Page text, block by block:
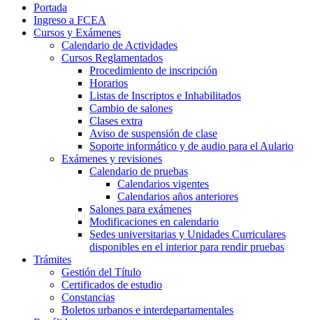
Portada
Ingreso a FCEA
Cursos y Exámenes
Calendario de Actividades
Cursos Reglamentados
Procedimiento de inscripción
Horarios
Listas de Inscriptos e Inhabilitados
Cambio de salones
Clases extra
Aviso de suspensión de clase
Soporte informático y de audio para el Aulario
Exámenes y revisiones
Calendario de pruebas
Calendarios vigentes
Calendarios años anteriores
Salones para exámenes
Modificaciones en calendario
Sedes universitarias y Unidades Curriculares
disponibles en el interior para rendir pruebas
Trámites
Gestión del Título
Certificados de estudio
Constancias
Boletos urbanos e interdepartamentales